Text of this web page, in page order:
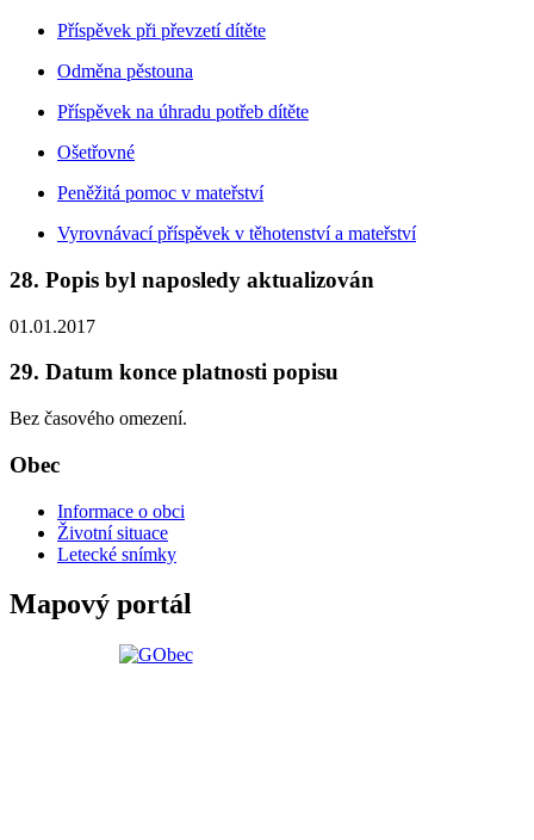
Příspěvek při převzetí dítěte
Odměna pěstouna
Příspěvek na úhradu potřeb dítěte
Ošetřovné
Peněžitá pomoc v mateřství
Vyrovnávací příspěvek v těhotenství a mateřství
28. Popis byl naposledy aktualizován
01.01.2017
29. Datum konce platnosti popisu
Bez časového omezení.
Obec
Informace o obci
Životní situace
Letecké snímky
Mapový portál